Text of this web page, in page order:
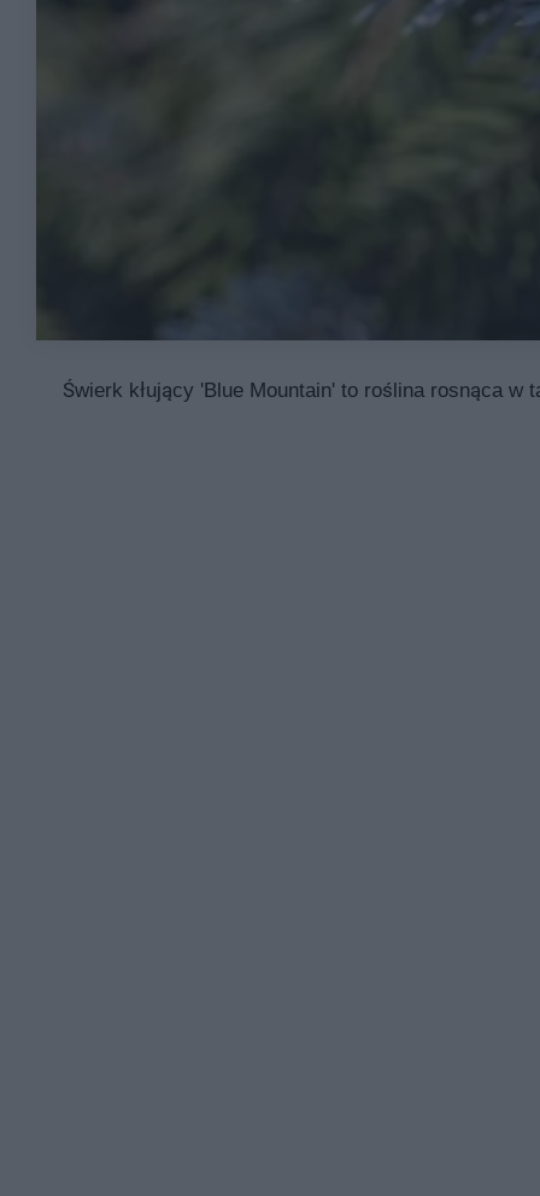
Świerk kłujący 'Blue Mountain' to roślina rosnąca w